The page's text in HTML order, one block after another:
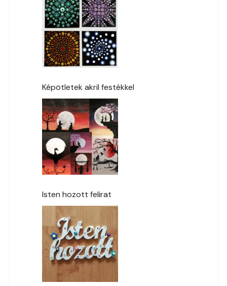
Képötletek akril festékkel
Isten hozott felirat